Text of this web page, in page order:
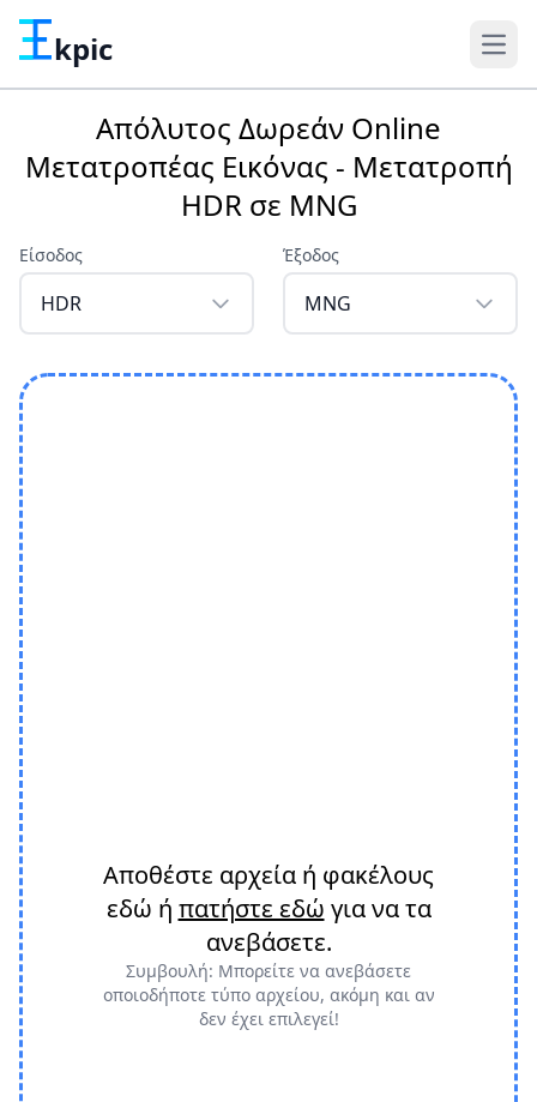
kpic
Απόλυτος Δωρεάν Online
Μετατροπέας Εικόνας - Μετατροπή
HDR σε MNG
Είσοδος
HDR
Έξοδος
MNG
Αποθέστε αρχεία ή φακέλους
εδώ ή πατήστε εδώ για να τα
ανεβάσετε.
Συμβουλή: Μπορείτε να ανεβάσετε
οποιοδήποτε τύπο αρχείου, ακόμη και αν
δεν έχει επιλεγεί!